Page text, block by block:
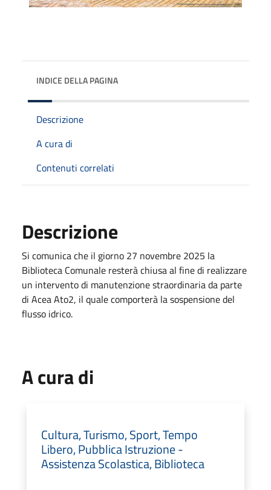
INDICE DELLA PAGINA
Descrizione
A cura di
Contenuti correlati
Descrizione
Si comunica che il giorno 27 novembre 2025 la
Biblioteca Comunale resterà chiusa al fine di realizzare
un intervento di manutenzione straordinaria da parte
di Acea Ato2, il quale comporterà la sospensione del
flusso idrico.
A cura di
Cultura, Turismo, Sport, Tempo
Libero, Pubblica Istruzione -
Assistenza Scolastica, Biblioteca